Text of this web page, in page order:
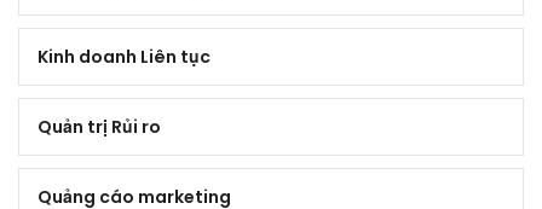
Kinh doanh Liên tục
Quản trị Rủi ro
Quảng cáo marketing